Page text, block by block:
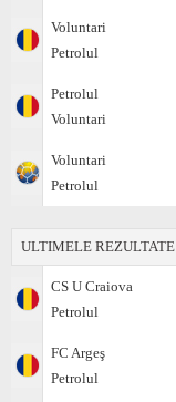
Voluntari
Petrolul
Petrolul
Voluntari
Voluntari
Petrolul
ULTIMELE REZULTATE
CS U Craiova
Petrolul
FC Argeş
Petrolul